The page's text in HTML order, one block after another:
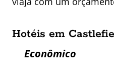
Hotéis em
Econômico